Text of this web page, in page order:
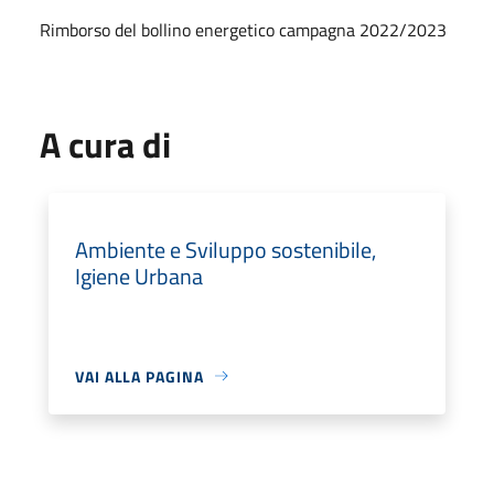
Rimborso del bollino energetico campagna 2022/2023
A cura di
Ambiente e Sviluppo sostenibile,
Igiene Urbana
VAI ALLA PAGINA